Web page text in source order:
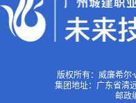
版权所有：威廉希尔
集团地址：广东省清
邮政